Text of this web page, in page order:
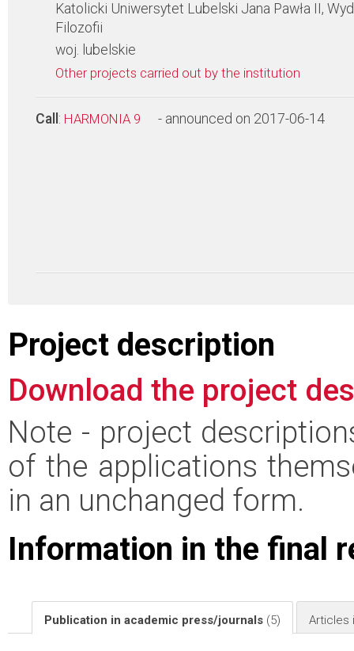
Katolicki Uniwersytet Lubelski Jana Pawła II,
Filozofii
woj. lubelskie
Other projects carried out by the institution
Call : HARMONIA 9 - announced on 2017-06-14
Project description
Download the project
Note - project
of the applications
in an unchanged form.
Information in the final
Publication in academic press/journals (5) Articles